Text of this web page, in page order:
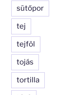
sütőpor
tej
tejföl
tojás
tortilla